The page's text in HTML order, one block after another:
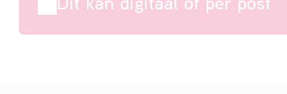
Dit kan digitaal of per post